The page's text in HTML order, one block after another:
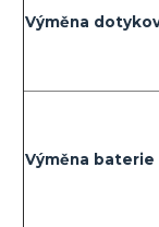
Výměna
Výměna baterie